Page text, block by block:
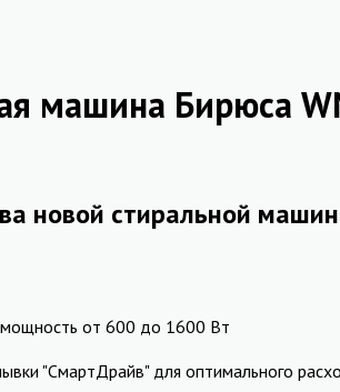
машина Бирюса
новой стиральной
от 600 до 1600 Вт
"СмартДрайв" для оптимального